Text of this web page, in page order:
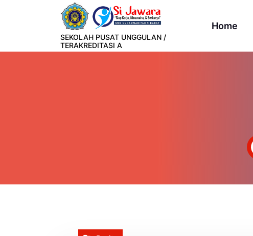
SEKOLAH PUSAT UNGGULAN /
TERAKREDITASI A
Home